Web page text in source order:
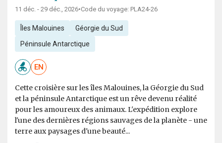
11 déc. - 29 déc., 2026•Code du voyage: PLA24-26
Îles Malouines Géorgie du Sud
Péninsule Antarctique
EN
Cette croisière sur les îles Malouines, la Géorgie du Sud
et la péninsule Antarctique est un rêve devenu réalité
pour les amoureux des animaux. L'expédition explore
l'une des dernières régions sauvages de la planète - une
terre aux paysages d'une beauté...